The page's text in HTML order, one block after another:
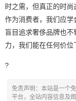
时之需，但真正的时尚
作为消费者，我们应
盲目追求奢侈品牌也
力，我们能在任何价位
?
免责声明：本站是一个
平台，全站内容信息及